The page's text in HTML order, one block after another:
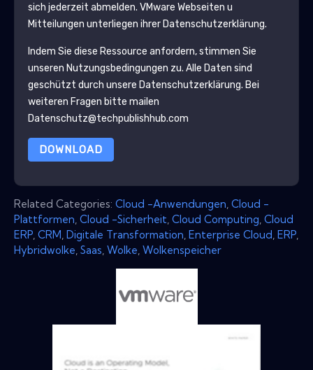
sich jederzeit abmelden. VMware Webseiten u
Mitteilungen unterliegen ihrer Datenschutzerklärung.
Indem Sie diese Ressource anfordern, stimmen Sie
unseren Nutzungsbedingungen zu. Alle Daten sind
geschützt durch unsere Datenschutzerklärung. Bei
weiteren Fragen bitte mailen
Datenschutz@techpublishhub.com
DOWNLOAD
Related Categories: Cloud -Anwendungen Cloud -
Plattformen Cloud -Sicherheit Cloud Computing Cloud
ERP CRM Digitale Transformation Enterprise Cloud ERP
Hybridwolke Saas Wolke Wolkenspeicher